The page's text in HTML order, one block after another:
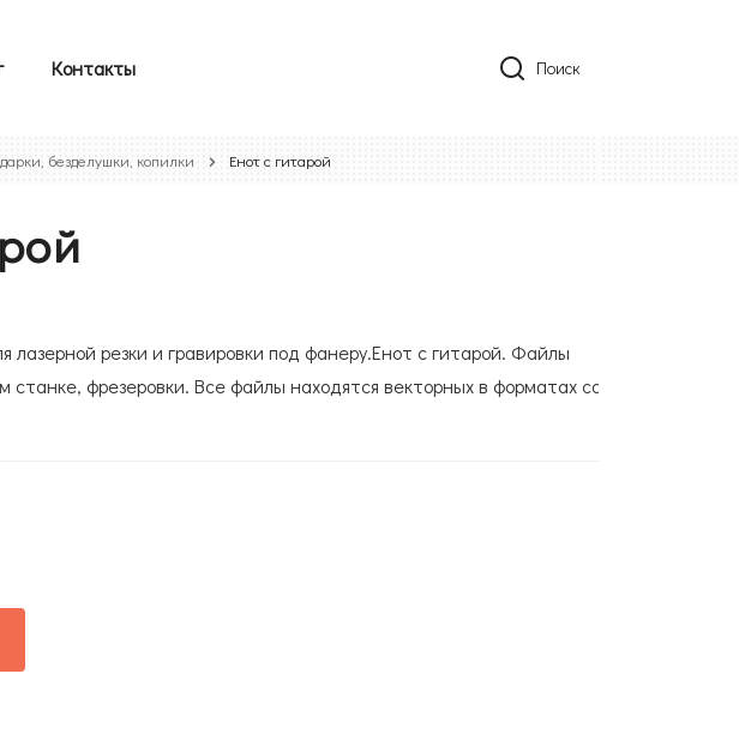
Контакты Поиск
безделушки, копилки Енот с гитарой
лазерной резки и гравировки под фанеру.Енот с гитарой. Файлы
станке, фрезеровки. Все файлы находятся векторных в форматах cdr,